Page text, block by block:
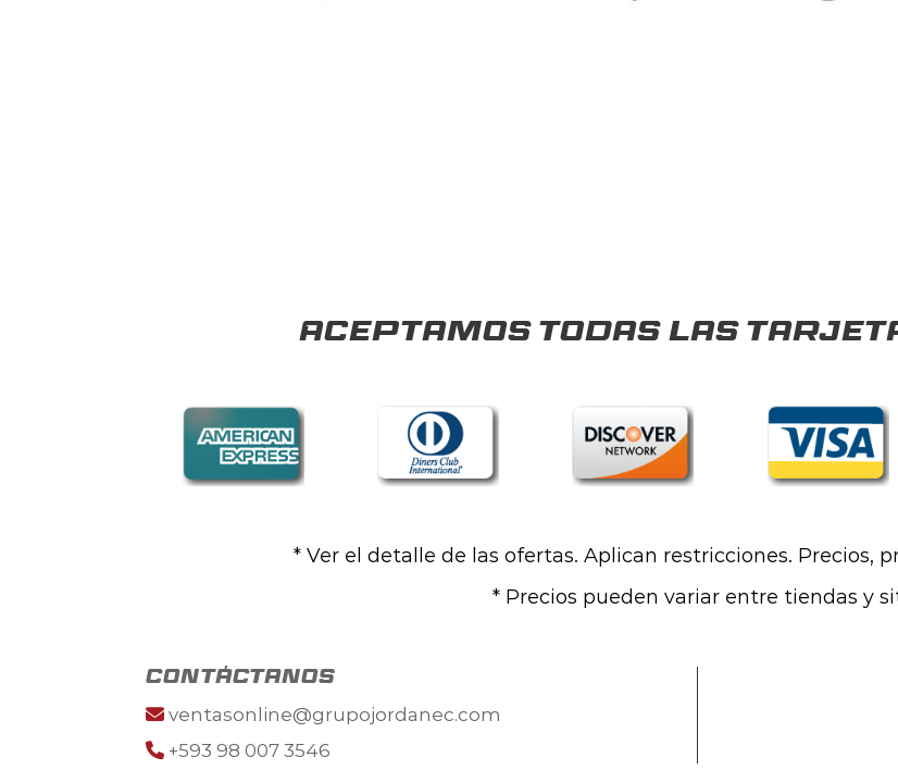
Aceptamos todas las
* Ver el detalle de las ofertas. Aplican restricciones. Precios,
* Precios pueden variar entre tiendas y
contáctanos
ventasonline@grupojordanec.com
+593 98 007 3546